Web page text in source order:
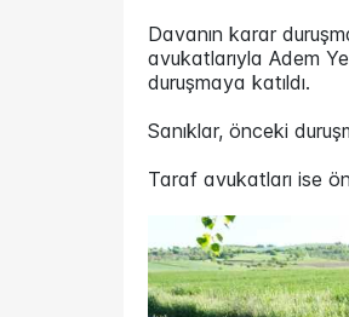
Davanın karar
avukatlarıyla Adem
duruşmaya katıldı.
Sanıklar, önceki
Taraf avukatları ise